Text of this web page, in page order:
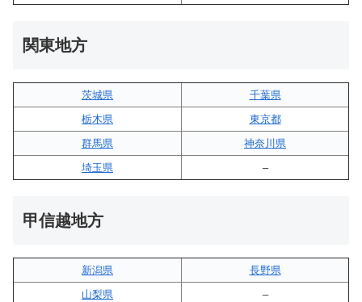
関東地方
茨城県
千葉県
栃木県
東京都
群馬県
神奈川県
埼玉県
–
甲信越地方
新潟県
長野県
山梨県
–